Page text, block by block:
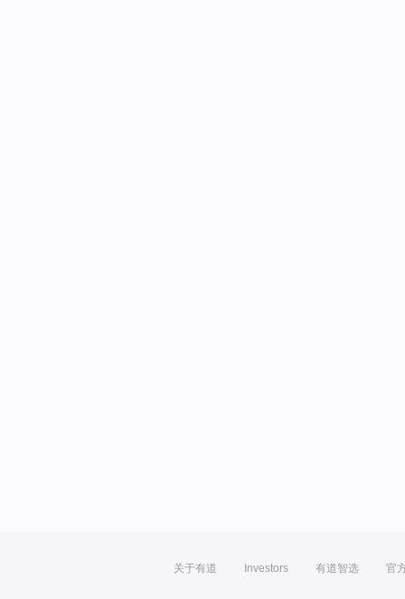
关于有道 Investors 有道智选 官